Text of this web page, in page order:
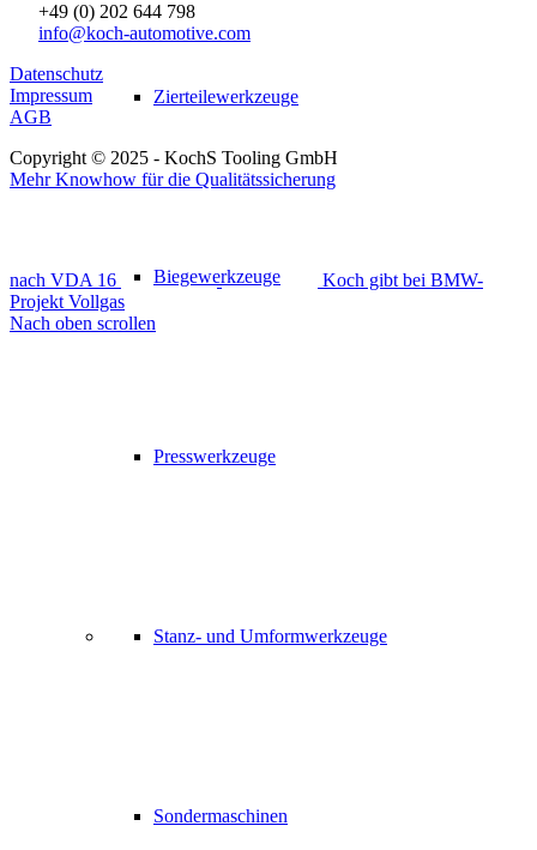
Zierteilewerkzeuge
Biegewerkzeuge
Presswerkzeuge
Stanz- und Umformwerkzeuge
Sondermaschinen
+49 (0) 202 644 798
info@koch-automotive.com
Datenschutz
Impressum
AGB
Copyright © 2025 - KochS Tooling GmbH
Mehr Knowhow für die Qualitätssicherung
nach VDA 16
Koch gibt bei BMW-
Projekt Vollgas
Nach oben scrollen